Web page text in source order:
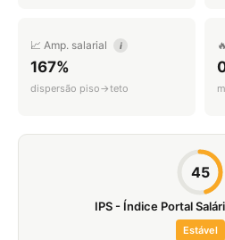
📈 Amp. salarial i
167%
dispersão piso→teto
45
IPS - Índice Portal
Estável